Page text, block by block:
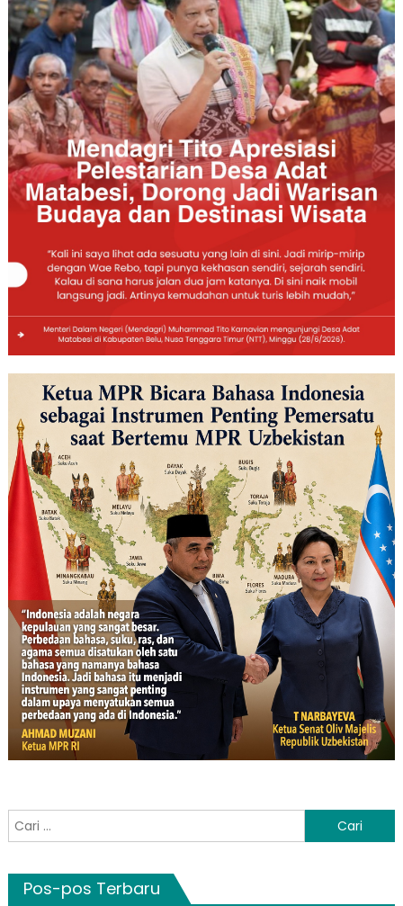
Cari
untuk:
Pos-pos Terbaru